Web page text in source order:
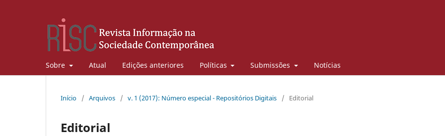
Sobre Atual Edições anteriores Políticas Submissões Notícias
Início / Arquivos / v. 1 (2017): Número especial - Repositórios Digitais / Editorial
Editorial